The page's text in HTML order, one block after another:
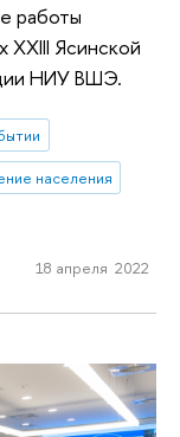
работы
XXIII Ясинской
НИУ ВШЭ.
населения
18 апреля 2022